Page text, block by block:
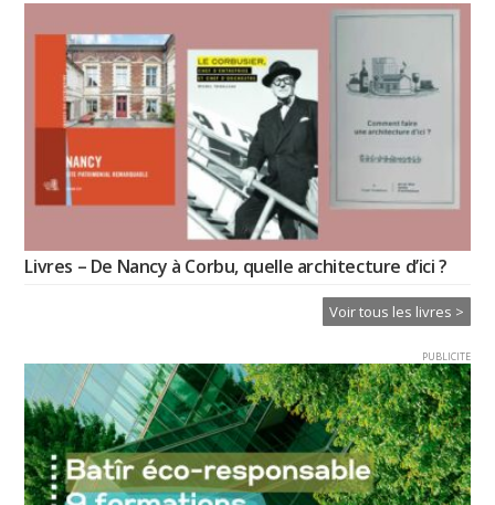
Livres – De Nancy à Corbu, quelle architecture d’ici ?
Voir tous les livres >
PUBLICITE